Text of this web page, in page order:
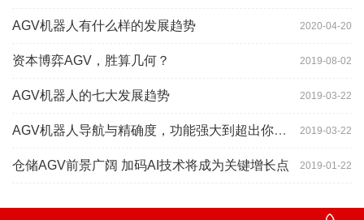
2020-04-20
AGV机器人有什么样的发展趋势
2019-08-02
资本博弈AGV，胜算几何？
2019-03-22
AGV机器人的七大发展趋势
2019-03-22
AGV机器人导航与精确度，功能强大到超出你想象
2019-01-22
仓储AGV前景广阔 加码AI技术将成为关键增长点